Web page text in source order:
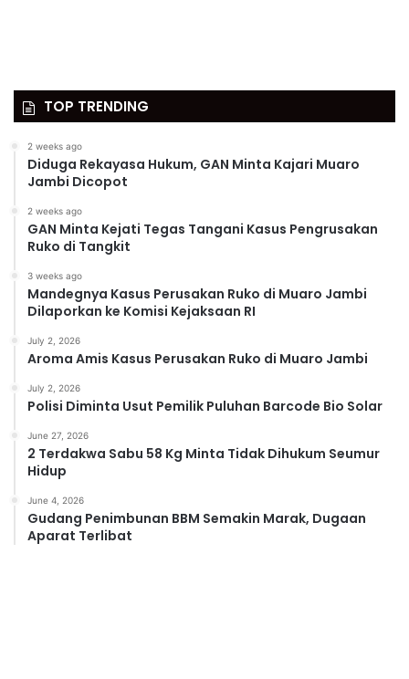
TOP TRENDING
2 weeks ago
Diduga Rekayasa Hukum, GAN Minta Kajari Muaro
Jambi Dicopot
2 weeks ago
GAN Minta Kejati Tegas Tangani Kasus Pengrusakan
Ruko di Tangkit
3 weeks ago
Mandegnya Kasus Perusakan Ruko di Muaro Jambi
Dilaporkan ke Komisi Kejaksaan RI
July 2, 2026
Aroma Amis Kasus Perusakan Ruko di Muaro Jambi
July 2, 2026
Polisi Diminta Usut Pemilik Puluhan Barcode Bio Solar
June 27, 2026
2 Terdakwa Sabu 58 Kg Minta Tidak Dihukum Seumur
Hidup
June 4, 2026
Gudang Penimbunan BBM Semakin Marak, Dugaan
Aparat Terlibat